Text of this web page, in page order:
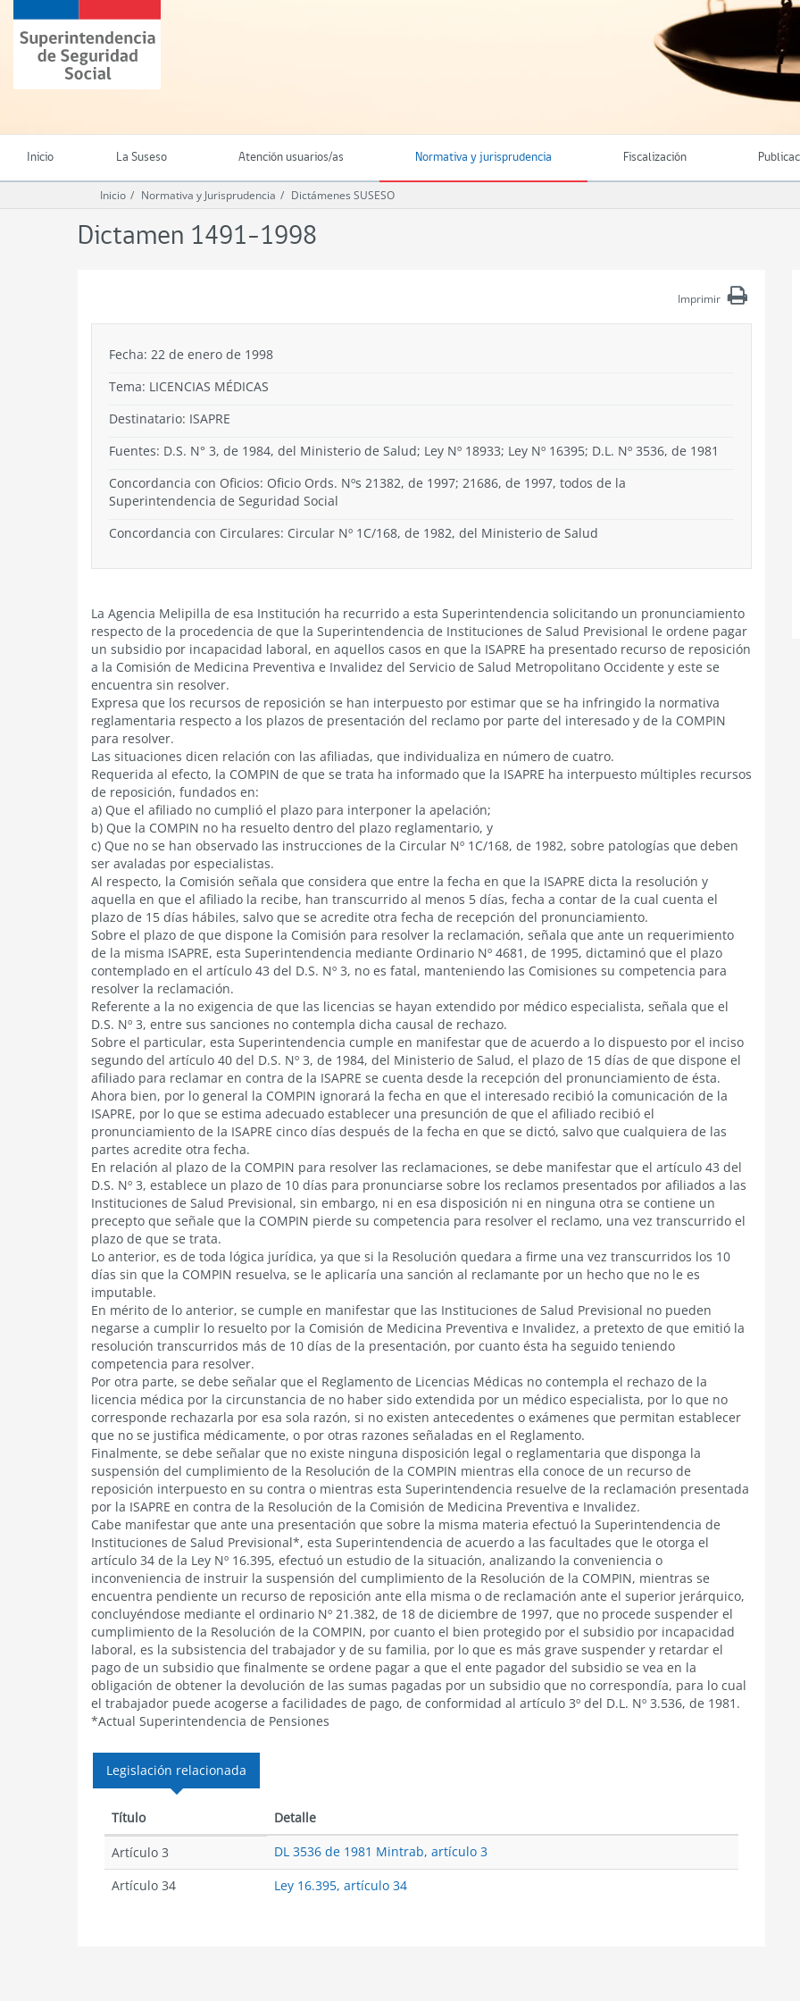
contenido
principal
Superintendencia
de
Seguridad
(SUSESO)
Chile
Inicio La Suseso Atención usuarios/as Normativa y jurisprudencia Fiscalización
Inicio Normativa y Jurisprudencia Dictámenes SUSESO
Dictamen 1491-1998
Imprimir
Fecha: 22 de enero de 1998
Tema: LICENCIAS MÉDICAS
Destinatario: ISAPRE
Fuentes: D.S. N° 3, de 1984, del Ministerio de Salud; Ley Nº 18933; Ley Nº 16395; D.L. Nº 3536, de 1981
Concordancia con Oficios: Oficio Ords. Nºs 21382, de 1997; 21686, de 1997, todos de la
Superintendencia de Seguridad Social
Concordancia con Circulares: Circular Nº 1C/168, de 1982, del Ministerio de Salud
La Agencia Melipilla de esa Institución ha recurrido a esta Superintendencia solicitando un pronunciamiento
respecto de la procedencia de que la Superintendencia de Instituciones de Salud Previsional le ordene pagar
un subsidio por incapacidad laboral, en aquellos casos en que la ISAPRE ha presentado recurso de reposición
a la Comisión de Medicina Preventiva e Invalidez del Servicio de Salud Metropolitano Occidente y este se
encuentra sin resolver.
Expresa que los recursos de reposición se han interpuesto por estimar que se ha infringido la normativa
reglamentaria respecto a los plazos de presentación del reclamo por parte del interesado y de la COMPIN
para resolver.
Las situaciones dicen relación con las afiliadas, que individualiza en número de cuatro.
Requerida al efecto, la COMPIN de que se trata ha informado que la ISAPRE ha interpuesto múltiples recursos
de reposición, fundados en:
a) Que el afiliado no cumplió el plazo para interponer la apelación;
b) Que la COMPIN no ha resuelto dentro del plazo reglamentario, y
c) Que no se han observado las instrucciones de la Circular Nº 1C/168, de 1982, sobre patologías que deben
ser avaladas por especialistas.
Al respecto, la Comisión señala que considera que entre la fecha en que la ISAPRE dicta la resolución y
aquella en que el afiliado la recibe, han transcurrido al menos 5 días, fecha a contar de la cual cuenta el
plazo de 15 días hábiles, salvo que se acredite otra fecha de recepción del pronunciamiento.
Sobre el plazo de que dispone la Comisión para resolver la reclamación, señala que ante un requerimiento
de la misma ISAPRE, esta Superintendencia mediante Ordinario Nº 4681, de 1995, dictaminó que el plazo
contemplado en el artículo 43 del D.S. Nº 3, no es fatal, manteniendo las Comisiones su competencia para
resolver la reclamación.
Referente a la no exigencia de que las licencias se hayan extendido por médico especialista, señala que el
D.S. Nº 3, entre sus sanciones no contempla dicha causal de rechazo.
Sobre el particular, esta Superintendencia cumple en manifestar que de acuerdo a lo dispuesto por el inciso
segundo del artículo 40 del D.S. Nº 3, de 1984, del Ministerio de Salud, el plazo de 15 días de que dispone el
afiliado para reclamar en contra de la ISAPRE se cuenta desde la recepción del pronunciamiento de ésta.
Ahora bien, por lo general la COMPIN ignorará la fecha en que el interesado recibió la comunicación de la
ISAPRE, por lo que se estima adecuado establecer una presunción de que el afiliado recibió el
pronunciamiento de la ISAPRE cinco días después de la fecha en que se dictó, salvo que cualquiera de las
partes acredite otra fecha.
En relación al plazo de la COMPIN para resolver las reclamaciones, se debe manifestar que el artículo 43 del
D.S. Nº 3, establece un plazo de 10 días para pronunciarse sobre los reclamos presentados por afiliados a las
Instituciones de Salud Previsional, sin embargo, ni en esa disposición ni en ninguna otra se contiene un
precepto que señale que la COMPIN pierde su competencia para resolver el reclamo, una vez transcurrido el
plazo de que se trata.
Lo anterior, es de toda lógica jurídica, ya que si la Resolución quedara a firme una vez transcurridos los 10
días sin que la COMPIN resuelva, se le aplicaría una sanción al reclamante por un hecho que no le es
imputable.
En mérito de lo anterior, se cumple en manifestar que las Instituciones de Salud Previsional no pueden
negarse a cumplir lo resuelto por la Comisión de Medicina Preventiva e Invalidez, a pretexto de que emitió la
resolución transcurridos más de 10 días de la presentación, por cuanto ésta ha seguido teniendo
competencia para resolver.
Por otra parte, se debe señalar que el Reglamento de Licencias Médicas no contempla el rechazo de la
licencia médica por la circunstancia de no haber sido extendida por un médico especialista, por lo que no
corresponde rechazarla por esa sola razón, si no existen antecedentes o exámenes que permitan establecer
que no se justifica médicamente, o por otras razones señaladas en el Reglamento.
Finalmente, se debe señalar que no existe ninguna disposición legal o reglamentaria que disponga la
suspensión del cumplimiento de la Resolución de la COMPIN mientras ella conoce de un recurso de
reposición interpuesto en su contra o mientras esta Superintendencia resuelve de la reclamación presentada
por la ISAPRE en contra de la Resolución de la Comisión de Medicina Preventiva e Invalidez.
Cabe manifestar que ante una presentación que sobre la misma materia efectuó la Superintendencia de
Instituciones de Salud Previsional*, esta Superintendencia de acuerdo a las facultades que le otorga el
artículo 34 de la Ley Nº 16.395, efectuó un estudio de la situación, analizando la conveniencia o
inconveniencia de instruir la suspensión del cumplimiento de la Resolución de la COMPIN, mientras se
encuentra pendiente un recurso de reposición ante ella misma o de reclamación ante el superior jerárquico,
concluyéndose mediante el ordinario Nº 21.382, de 18 de diciembre de 1997, que no procede suspender el
cumplimiento de la Resolución de la COMPIN, por cuanto el bien protegido por el subsidio por incapacidad
laboral, es la subsistencia del trabajador y de su familia, por lo que es más grave suspender y retardar el
pago de un subsidio que finalmente se ordene pagar a que el ente pagador del subsidio se vea en la
obligación de obtener la devolución de las sumas pagadas por un subsidio que no correspondía, para lo cual
el trabajador puede acogerse a facilidades de pago, de conformidad al artículo 3º del D.L. Nº 3.536, de 1981.
*Actual Superintendencia de Pensiones
Legislación relacionada
Título Detalle
Artículo 3
DL 3536 de 1981 Mintrab, artículo 3
Artículo 34
Ley 16.395, artículo 34